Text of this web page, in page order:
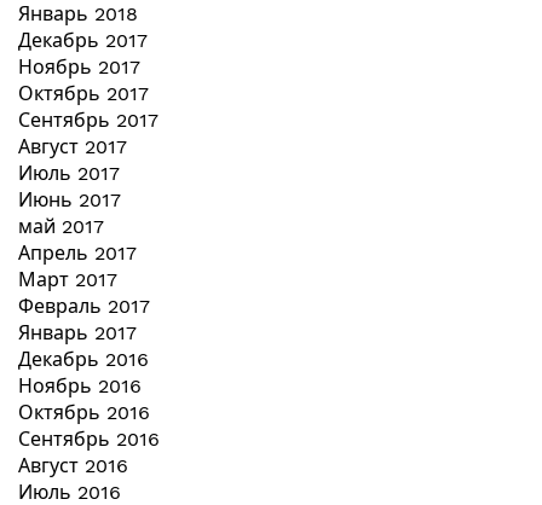
Январь 2018
Декабрь 2017
Ноябрь 2017
Октябрь 2017
Сентябрь 2017
Август 2017
Июль 2017
Июнь 2017
май 2017
Апрель 2017
Март 2017
Февраль 2017
Январь 2017
Декабрь 2016
Ноябрь 2016
Октябрь 2016
Сентябрь 2016
Август 2016
Июль 2016